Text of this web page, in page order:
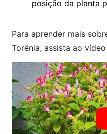
posição da planta
Para aprender mais
Torênia, assista ao